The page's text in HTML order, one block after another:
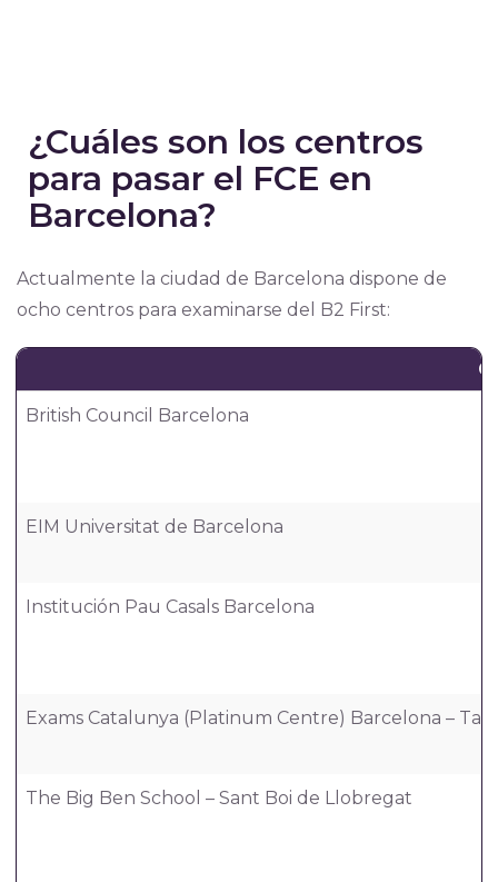
¿Cuáles son los centros
para pasar el FCE en
Barcelona?
Actualmente la ciudad de Barcelona dispone de
ocho centros para examinarse del B2 First:
British Council Barcelona
EIM Universitat de Barcelona
Institución Pau Casals Barcelona
Exams Catalunya (Platinum Centre) Barcelona –
The Big Ben School – Sant Boi de Llobregat